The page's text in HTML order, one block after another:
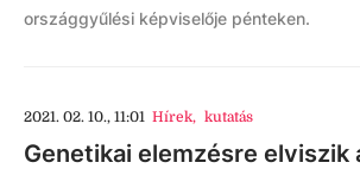
országgyűlési képviselője pénteken.
2021. 02. 10., 11:01 Hírek, kutatás
Genetikai elemzésre elviszik